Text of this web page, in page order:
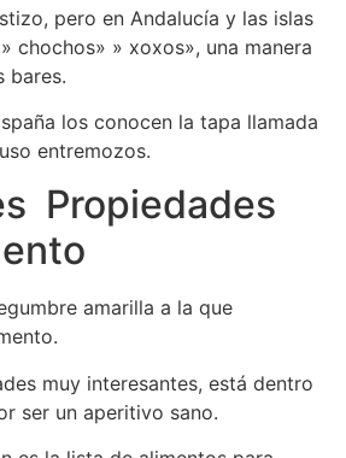
pero en Andalucía y las islas
chochos» » xoxos», una manera
bares.
los conocen la tapa llamada
entremozos.
Propiedades
amarilla a la que
muy interesantes, está dentro
ser un aperitivo sano.